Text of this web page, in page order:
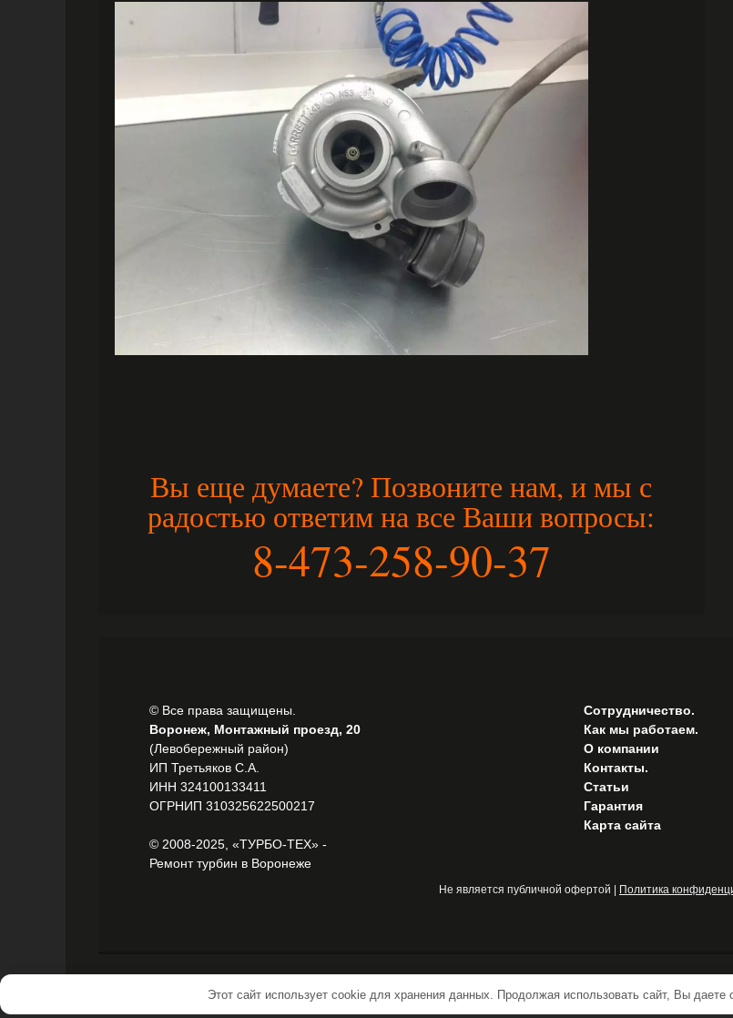
Вы еще думаете? Позвоните нам, и мы с
радостью ответим на все Ваши вопросы:
8-473-258-90-37
© Все права защищены.
Воронеж, Монтажный проезд, 20
(Левобережный район)
ИП Третьяков С.А.
ИНН 324100133411
ОГРНИП 310325622500217
© 2008-2025, «ТУРБО-ТЕХ» -
Ремонт турбин в Воронеже
Сотрудничество.
Как мы работаем.
О компании
Контакты.
Статьи
Гарантия
Карта сайта
Не является публичной офертой | Политика
Этот сайт использует cookie для хранения данных. Продолжая использовать сайт, Вы даете